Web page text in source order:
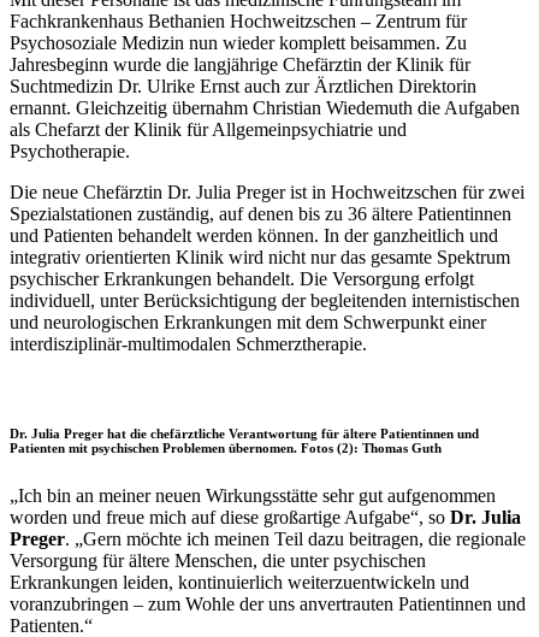
Fachkrankenhaus Bethanien Hochweitzschen – Zentrum für
Psychosoziale Medizin nun wieder komplett beisammen. Zu
Jahresbeginn wurde die langjährige Chefärztin der Klinik für
Suchtmedizin Dr. Ulrike Ernst auch zur Ärztlichen Direktorin
ernannt. Gleichzeitig übernahm Christian Wiedemuth die Aufgaben
als Chefarzt der Klinik für Allgemeinpsychiatrie und
Psychotherapie.
Die neue Chefärztin Dr. Julia Preger ist in Hochweitzschen für zwei
Spezialstationen zuständig, auf denen bis zu 36 ältere Patientinnen
und Patienten behandelt werden können. In der ganzheitlich und
integrativ orientierten Klinik wird nicht nur das gesamte Spektrum
psychischer Erkrankungen behandelt. Die Versorgung erfolgt
individuell, unter Berücksichtigung der begleitenden internistischen
und neurologischen Erkrankungen mit dem Schwerpunkt einer
interdisziplinär-multimodalen Schmerztherapie.
Dr. Julia Preger hat die chefärztliche Verantwortung für ältere Patientinnen und
Patienten mit psychischen Problemen übernomen. Fotos (2): Thomas Guth
„Ich bin an meiner neuen Wirkungsstätte sehr gut aufgenommen
worden und freue mich auf diese großartige Aufgabe“, so Dr. Julia
Preger. „Gern möchte ich meinen Teil dazu beitragen, die regionale
Versorgung für ältere Menschen, die unter psychischen
Erkrankungen leiden, kontinuierlich weiterzuentwickeln und
voranzubringen – zum Wohle der uns anvertrauten Patientinnen und
Patienten.“